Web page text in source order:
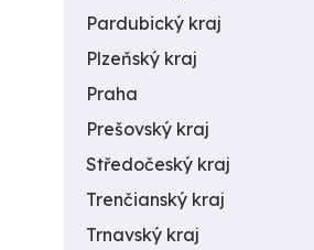
Pardubický kraj
Plzeňský kraj
Praha
Prešovský kraj
Středočeský kraj
Trenčianský kraj
Trnavský kraj